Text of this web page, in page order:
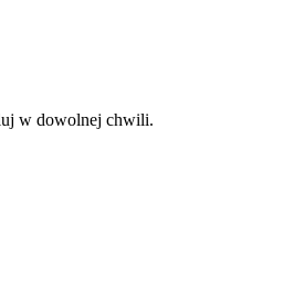
w dowolnej chwili.